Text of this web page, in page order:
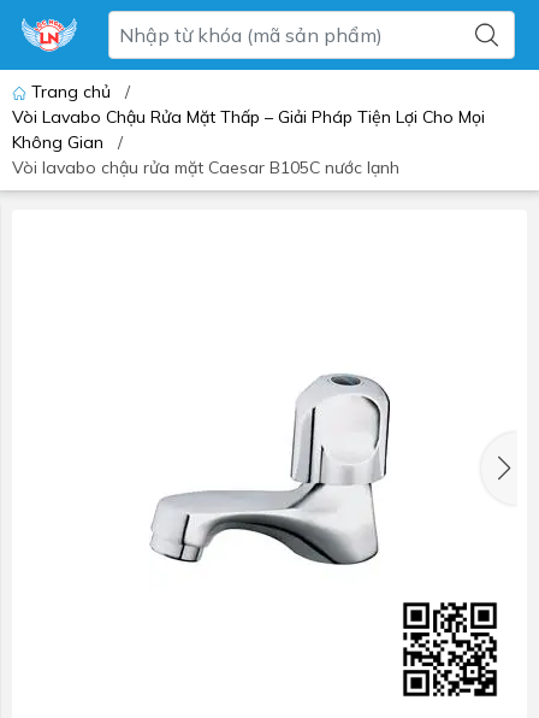
Trang chủ
/
Vòi Lavabo Chậu Rửa Mặt Thấp – Giải Pháp Tiện Lợi Cho Mọi
Không Gian
/
Vòi lavabo chậu rửa mặt Caesar B105C nước lạnh